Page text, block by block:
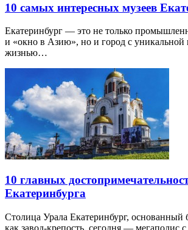
10 самых интересных музеев
Екатеринбург — это не только
и «окно в Азию», но и город с уникальной
жизнью…
10 главных
Екатеринбурга
Столица Урала Екатеринбург, основанный
как завод-крепость, сегодня —